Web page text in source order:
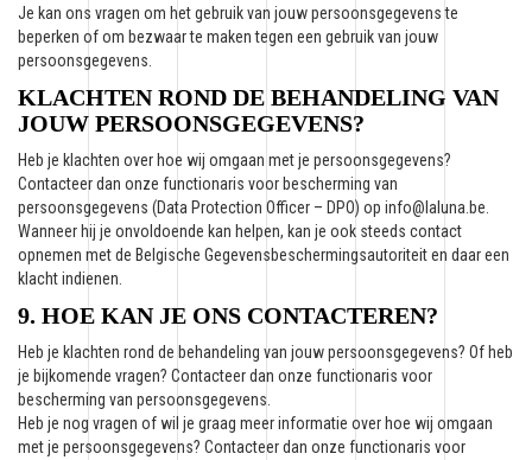
Je kan ons vragen om het gebruik van jouw persoonsgegevens te
beperken of om bezwaar te maken tegen een gebruik van jouw
persoonsgegevens.
KLACHTEN ROND DE BEHANDELING VAN
JOUW PERSOONSGEGEVENS?
Heb je klachten over hoe wij omgaan met je persoonsgegevens?
Contacteer dan onze functionaris voor bescherming van
persoonsgegevens (Data Protection Officer – DPO) op info@laluna.be.
Wanneer hij je onvoldoende kan helpen, kan je ook steeds contact
opnemen met de Belgische Gegevensbeschermingsautoriteit en daar een
klacht indienen.
9. HOE KAN JE ONS CONTACTEREN?
Heb je klachten rond de behandeling van jouw persoonsgegevens? Of heb
je bijkomende vragen? Contacteer dan onze functionaris voor
bescherming van persoonsgegevens.
Heb je nog vragen of wil je graag meer informatie over hoe wij omgaan
met je persoonsgegevens? Contacteer dan onze functionaris voor